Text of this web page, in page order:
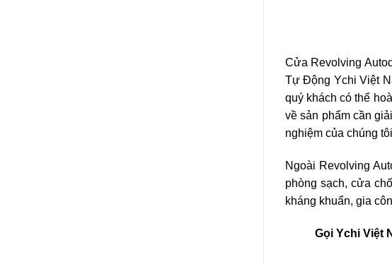
Cửa Revolving
Tự Động Ychi Việt
quý khách có thể
về sản phẩm cần
nghiệm của chúng
Ngoài Revolving
phòng sạch, cửa
kháng khuẩn, gia
Gọi Ychi Việt